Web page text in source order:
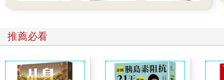
可是大多數人在進入他們的職業時並未以傷害別人或提供差別待
所存在的這種矛盾被稱為「無意識的偏見」、「隱性偏見」，有
時也被稱為「無意的偏見」或是「未經檢視的偏見」。這描述了
某些人想要以一種方式行事，但事實上卻以另一種方式行事。本
書的重點就在於我們該如何努力來終結這種偏見。
推薦必看